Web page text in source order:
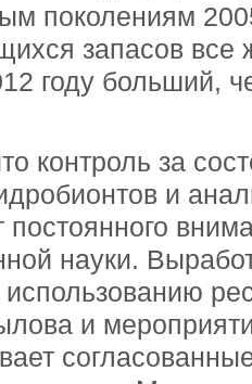
поколениям
запасов все
году больший,
контроль за
и
науки.
и